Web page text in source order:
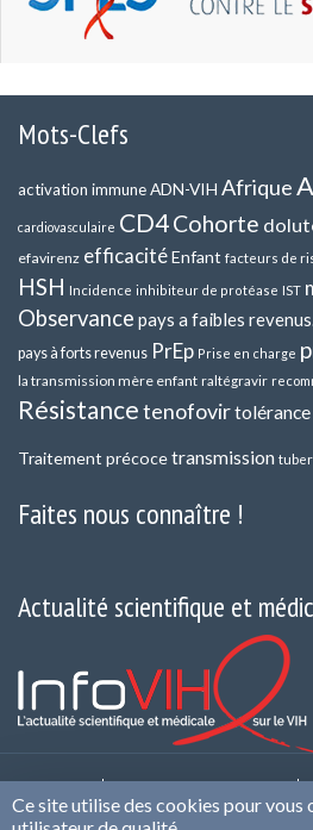
Mots-Clefs
activation immuneADN-VIH Afrique
cardiovasculaire CD4Cohorte
efavirenz efficacitéEnfant facteurs de
HSH Incidence inhibiteur de protéase IST
Observance pays a faibles
pays à forts revenus PrEp Prise en charge
la transmission mère enfant raltégravir
Résistancetenofovirtolérance
Traitement précocetransmission
Faites nous connaître !
Actualité scientifique et
confidentialité et de Protection des
Ce site utilise des cookies pour